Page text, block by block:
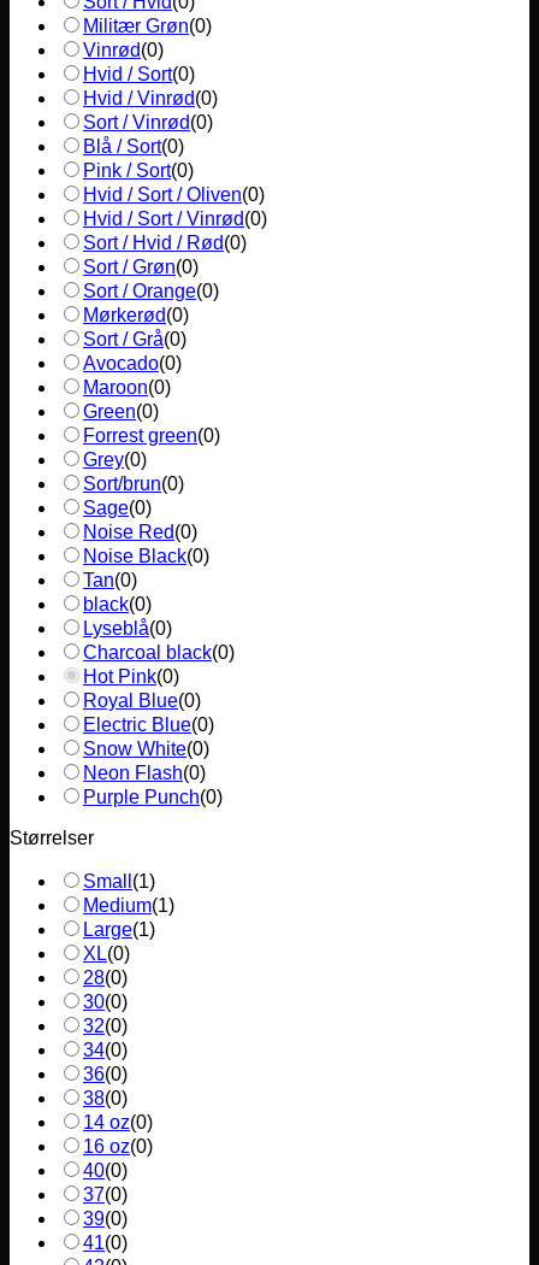
Militær Grøn(0)
Vinrød(0)
Hvid / Sort(0)
Hvid / Vinrød(0)
Sort / Vinrød(0)
Blå / Sort(0)
Pink / Sort(0)
Hvid / Sort / Oliven(0)
Hvid / Sort / Vinrød(0)
Sort / Hvid / Rød(0)
Sort / Grøn(0)
Sort / Orange(0)
Mørkerød(0)
Sort / Grå(0)
Avocado(0)
Maroon(0)
Green(0)
Forrest green(0)
Grey(0)
Sort/brun(0)
Sage(0)
Noise Red(0)
Noise Black(0)
Tan(0)
black(0)
Lyseblå(0)
Charcoal black(0)
Hot Pink(0)
Royal Blue(0)
Electric Blue(0)
Snow White(0)
Neon Flash(0)
Purple Punch(0)
Størrelser
Small (1)
Medium(1)
Large(1)
XL(0)
28(0)
30(0)
32(0)
34(0)
36(0)
38(0)
14 oz(0)
16 oz(0)
40(0)
37(0)
39(0)
41(0)